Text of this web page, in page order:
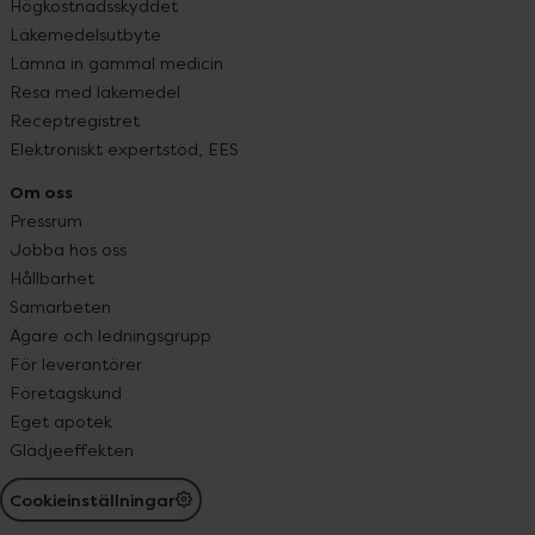
Högkostnadsskyddet
Läkemedelsutbyte
Lämna in gammal medicin
Resa med läkemedel
Receptregistret
Elektroniskt expertstöd, EES
Om oss
Pressrum
Jobba hos oss
Hållbarhet
Samarbeten
Ägare och ledningsgrupp
För leverantörer
Företagskund
Eget apotek
Glädjeeffekten
Cookieinställningar